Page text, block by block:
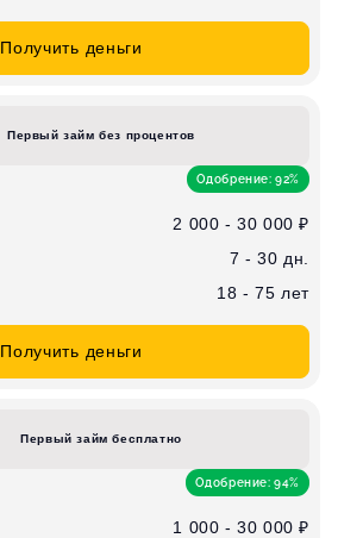
Получить деньги
Первый займ без процентов
Одобрение: 92%
2 000 - 30 000 ₽
7 - 30 дн.
18 - 75 лет
Получить деньги
Первый займ бесплатно
Одобрение: 94%
1 000 - 30 000 ₽